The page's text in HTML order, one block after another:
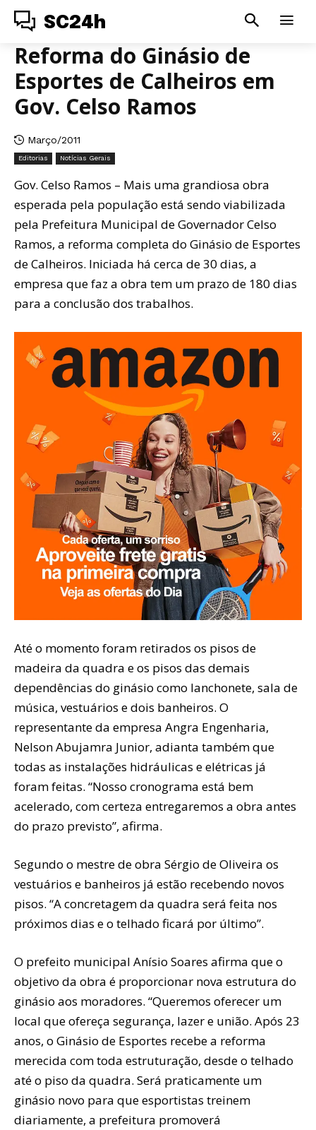
SC24h
Reforma do Ginásio de
Esportes de Calheiros em
Gov. Celso Ramos
Março/2011
Editorias Notícias Gerais
Gov. Celso Ramos – Mais uma grandiosa obra
esperada pela população está sendo viabilizada
pela Prefeitura Municipal de Governador Celso
Ramos, a reforma completa do Ginásio de Esportes
de Calheiros. Iniciada há cerca de 30 dias, a
empresa que faz a obra tem um prazo de 180 dias
para a conclusão dos trabalhos.
Até o momento foram retirados os pisos de
madeira da quadra e os pisos das demais
dependências do ginásio como lanchonete, sala de
música, vestuários e dois banheiros. O
representante da empresa Angra Engenharia,
Nelson Abujamra Junior, adianta também que
todas as instalações hidráulicas e elétricas já
foram feitas. “Nosso cronograma está bem
acelerado, com certeza entregaremos a obra antes
do prazo previsto”, afirma.
Segundo o mestre de obra Sérgio de Oliveira os
vestuários e banheiros já estão recebendo novos
pisos. “A concretagem da quadra será feita nos
próximos dias e o telhado ficará por último”.
O prefeito municipal Anísio Soares afirma que o
objetivo da obra é proporcionar nova estrutura do
ginásio aos moradores. “Queremos oferecer um
local que ofereça segurança, lazer e união. Após 23
anos, o Ginásio de Esportes recebe a reforma
merecida com toda estruturação, desde o telhado
até o piso da quadra. Será praticamente um
ginásio novo para que esportistas treinem
diariamente, a prefeitura promoverá